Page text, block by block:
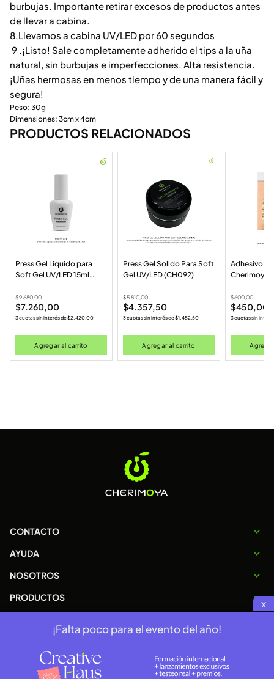
burbujas. Importante retirar excesos de productos antes
de llevar a cabina.
8.Llevamos a cabina UV/LED por 60 segundos
9 .¡Listo! Sale completamente adherido el tips a la uña
natural, sin burbujas e imperfecciones. Alta resistencia.
¡Uñas hermosas en menos tiempo y de una manera fácil y
segura!
Peso: 30g
Dimensiones: 3cm x 4cm
PRODUCTOS RELACIONADOS
Press Gel Liquido para
Soft Gel UV/LED 15ml
$9.680,00
$7.260,00
3 cuotas sin interés de$2.420,00
Agregar al carrito
Press Gel Solido Para Soft
Gel UV/LED (CH092)
$5.810,00
$4.357,50
3 cuotas sin interés de$1.452,50
Agregar al carrito
Adhesivo
Cherimoya
$600,00
$450,00
3 cuotas sin
CONTACTO
AYUDA
NOSOTROS
PRODUCTOS
Copyright 2026 © cherimoya.com.ar
¡Falta poco para el evento del año!
x